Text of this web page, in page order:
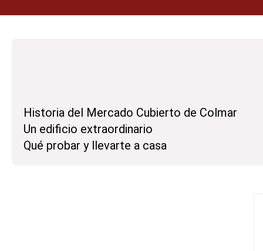
Historia del Mercado Cubierto de Colmar
Un edificio extraordinario
Qué probar y llevarte a casa